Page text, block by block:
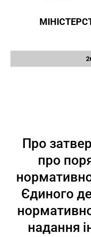
Про
про
Єдиного
надання